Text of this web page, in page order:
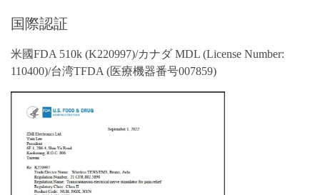
国際認証
米國FDA 510k (K220997)/カナダ MDL (License Number:
110400)/台湾TFDA (医療機器番号007859)